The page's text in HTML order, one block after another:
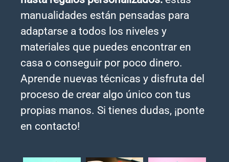
manualidades están pensadas para
adaptarse a todos los niveles y
materiales que puedes encontrar en
casa o conseguir por poco dinero.
Aprende nuevas técnicas y disfruta del
proceso de crear algo único con tus
propias manos. Si tienes dudas, ¡ponte
en contacto!